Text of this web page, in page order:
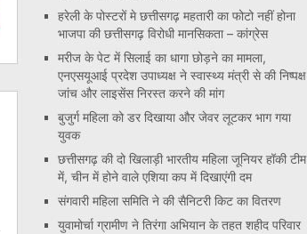
हरेली के पोस्टरों मे छत्तीसगढ़ महतारी का फोटो नहीं होना
भाजपा की छत्तीसगढ़ विरोधी मानसिकता – कांग्रेस
मरीज के पेट में सिलाई का धागा छोड़ने का मामला,
एनएसयूआई प्रदेश उपाध्यक्ष ने स्वास्थ्य मंत्री से की निष्पक्ष
जांच और लाइसेंस निरस्त करने की मांग
बुजुर्ग महिला को डर दिखाया और जेवर लूटकर भाग गया
युवक
छत्तीसगढ़ की दो खिलाड़ी भारतीय महिला जूनियर हॉकी टीम
में, चीन में होने वाले एशिया कप में दिखाएंगी दम
संगवारी महिला समिति ने की सैनिटरी किट का वितरण
युवामोर्चा ग्रामीण ने तिरंगा अभियान के तहत शहीद परिवार